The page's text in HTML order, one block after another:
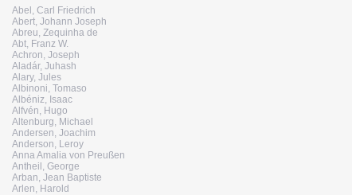
Abel, Carl Friedrich
Abert, Johann Joseph
Abreu, Zequinha de
Abt, Franz W.
Achron, Joseph
Aladár, Juhash
Alary, Jules
Albinoni, Tomaso
Albéniz, Isaac
Alfvén, Hugo
Altenburg, Michael
Andersen, Joachim
Anderson, Leroy
Anna Amalia von Preußen
Antheil, George
Arban, Jean Baptiste
Arlen, Harold